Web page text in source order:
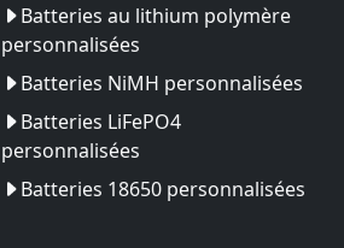
Batteries au lithium polymère
personnalisées
Batteries NiMH personnalisées
Batteries LiFePO4
personnalisées
Batteries 18650 personnalisées